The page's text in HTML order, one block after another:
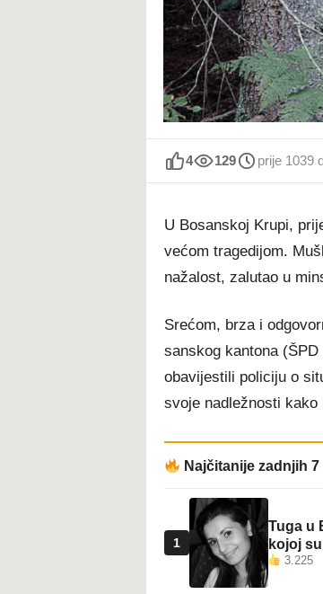
t
4 129 prije 1039
U Bosanskoj Krupi,
većom tragedijom.
nažalost, zalutao u
Srećom, brza i
sanskog kantona
obavijestili policiju o
svoje nadležnosti
Najčitanije zadnjih 7
1
Tuga u
kojoj
3.225